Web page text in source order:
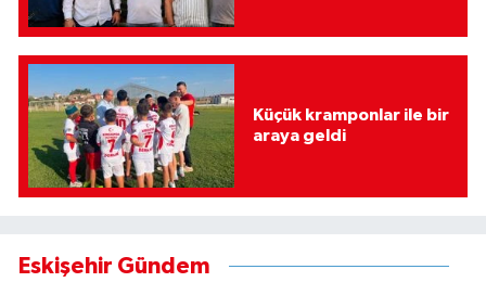
Küçük kramponlar ile bir
araya geldi
Eskişehir Gündem